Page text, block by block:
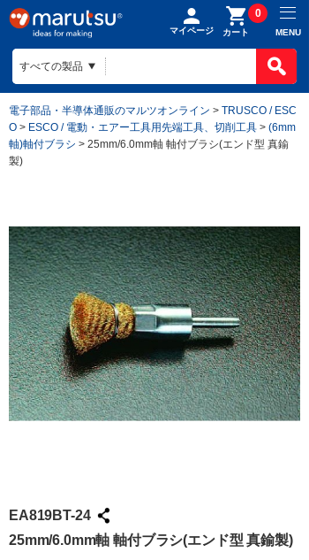
マイページ カート
0
MENU
電子部品・半導体通販のマルツオンライン > TRUSCO / ESC
O > ESCO / 電動・エアー工具用先端工具、切削工具 > (6mm
軸)軸付ブラシ > 25mm/6.0mm軸 軸付ブラシ(エンド型 真鍮
製)
EA819BT-24
25mm/6.0mm軸 軸付ブラシ(エンド型 真鍮製)